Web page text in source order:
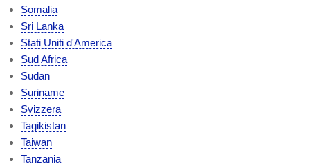
Somalia
Sri Lanka
Stati Uniti d'America
Sud Africa
Sudan
Suriname
Svizzera
Tagikistan
Taiwan
Tanzania